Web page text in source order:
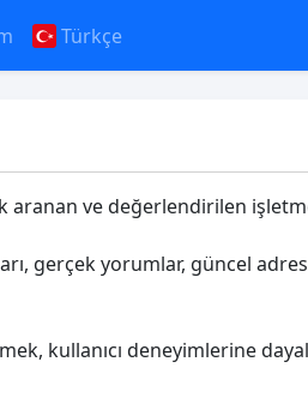
Türkçe
aranan ve değerlendirilen
gerçek yorumlar, güncel
kullanıcı deneyimlerine